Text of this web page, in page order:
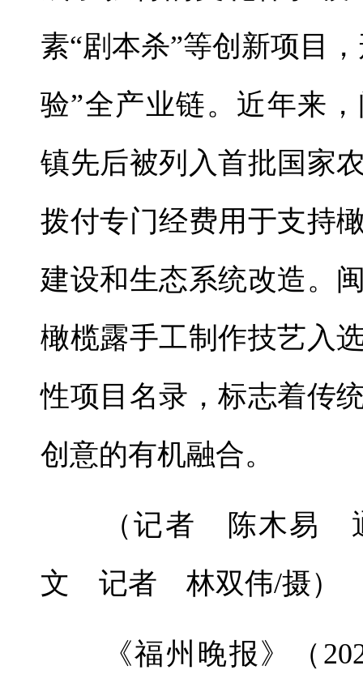
素“剧本杀”等创新项目
验”全产业链。近年来
镇先后被列入首批国家
拨付专门经费用于支持
建设和生态系统改造。
橄榄露手工制作技艺入
性项目名录，标志着传
创意的有机融合。
（记者 陈木易
文 记者 林双伟/摄）
《福州晚报》（